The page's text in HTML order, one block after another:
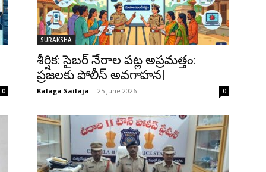
0
SURAKSHA
శీర్షిక: సైబర్ నేరాల పట్ల అప్రమత్తం:
ప్రజలకు పోలీస్ అవగాహన|
Kalaga Sailaja - 25 June 2026 0